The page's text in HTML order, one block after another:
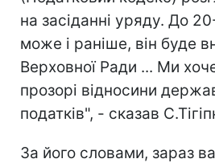
на засіданні уряду. До
може і раніше, він буде
Верховної Ради ... Ми
прозорі відносини
податків", - сказав
За його словами, зараз